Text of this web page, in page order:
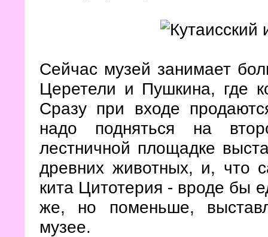
Сейчас музей занимает
Церетели и Пушкина, где
Сразу при входе
надо подняться на
лестничной площадке
древних животных, и, что
кита Цитотерия - вроде бы
же, но поменьше,
музее.